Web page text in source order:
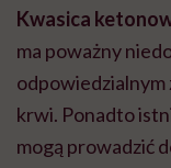
Kwasica
ma poważny
odpowiedzialnym
krwi. Ponadto
mogą prowadzić